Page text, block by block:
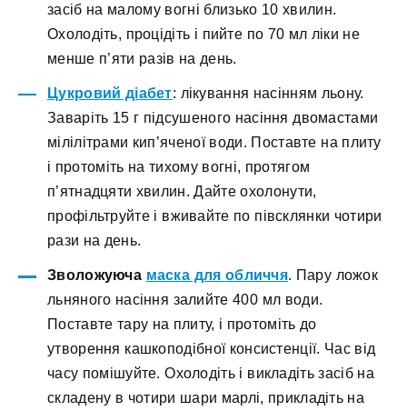
засіб на малому вогні близько 10 хвилин.
Охолодіть, процідіть і пийте по 70 мл ліки не
менше п’яти разів на день.
Цукровий діабет: лікування насінням льону.
Заваріть 15 г підсушеного насіння двомастами
мілілітрами кип’яченої води. Поставте на плиту
і протоміть на тихому вогні, протягом
п’ятнадцяти хвилин. Дайте охолонути,
профільтруйте і вживайте по півсклянки чотири
рази на день.
Зволожуюча маска для обличчя. Пару ложок
льняного насіння залийте 400 мл води.
Поставте тару на плиту, і протоміть до
утворення кашкоподібної консистенції. Час від
часу помішуйте. Охолодіть і викладіть засіб на
складену в чотири шари марлі, прикладіть на